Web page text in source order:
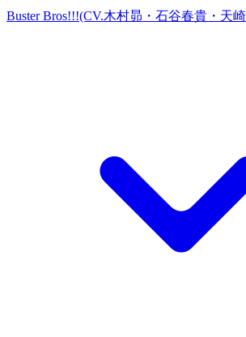
Buster Bros!!!(CV.木村昴・石谷春貴・天